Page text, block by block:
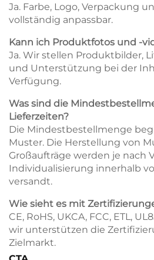
Ja. Farbe, Logo, Verpackung
vollständig anpassbar.
Kann ich Produktfotos und -
Ja. Wir stellen Produktbilder,
und Unterstützung bei der
Verfügung.
Was sind die
Lieferzeiten?
Die Mindestbestellmenge
Muster. Die Herstellung von
Großaufträge werden je nach
Individualisierung innerhalb
versandt.
Wie sieht es mit
CE, RoHS, UKCA, FCC, ETL,
wir unterstützen die
Zielmarkt.